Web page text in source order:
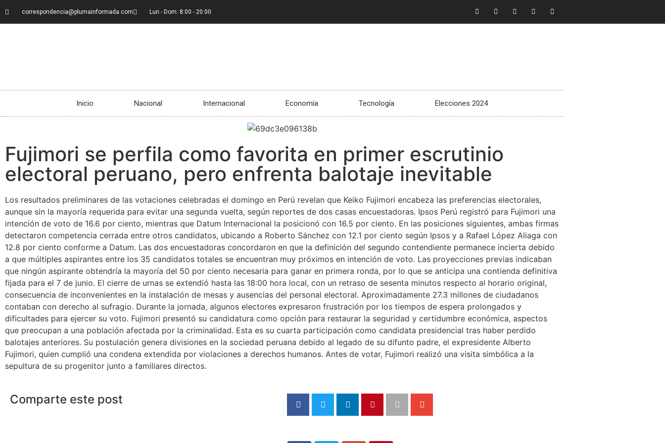
correspondencia@plumainformada.com Lun - Dom: 8:00 - 20:00
Inicio Nacional Internacional Economía Tecnología Elecciones 2024
Fujimori se perfila como favorita en primer escrutinio
electoral peruano, pero enfrenta balotaje inevitable
Los resultados preliminares de las votaciones celebradas el domingo en Perú revelan que Keiko Fujimori encabeza las preferencias electorales,
aunque sin la mayoría requerida para evitar una segunda vuelta, según reportes de dos casas encuestadoras. Ipsos Perú registró para Fujimori una
intención de voto de 16.6 por ciento, mientras que Datum Internacional la posicionó con 16.5 por ciento. En las posiciones siguientes, ambas firmas
detectaron competencia cerrada entre otros candidatos, ubicando a Roberto Sánchez con 12.1 por ciento según Ipsos y a Rafael López Aliaga con
12.8 por ciento conforme a Datum. Las dos encuestadoras concordaron en que la definición del segundo contendiente permanece incierta debido
a que múltiples aspirantes entre los 35 candidatos totales se encuentran muy próximos en intención de voto. Las proyecciones previas indicaban
que ningún aspirante obtendría la mayoría del 50 por ciento necesaria para ganar en primera ronda, por lo que se anticipa una contienda definitiva
fijada para el 7 de junio. El cierre de urnas se extendió hasta las 18:00 hora local, con un retraso de sesenta minutos respecto al horario original,
consecuencia de inconvenientes en la instalación de mesas y ausencias del personal electoral. Aproximadamente 27.3 millones de ciudadanos
contaban con derecho al sufragio. Durante la jornada, algunos electores expresaron frustración por los tiempos de espera prolongados y
dificultades para ejercer su voto. Fujimori presentó su candidatura como opción para restaurar la seguridad y certidumbre económica, aspectos
que preocupan a una población afectada por la criminalidad. Esta es su cuarta participación como candidata presidencial tras haber perdido
balotajes anteriores. Su postulación genera divisiones en la sociedad peruana debido al legado de su difunto padre, el expresidente Alberto
Fujimori, quien cumplió una condena extendida por violaciones a derechos humanos. Antes de votar, Fujimori realizó una visita simbólica a la
sepultura de su progenitor junto a familiares directos.
Comparte este post